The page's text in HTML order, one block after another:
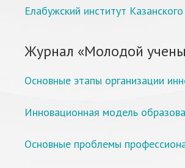
Елабужский институт
Журнал «Молодой
Основные этапы организации
Инновационная модель
Основные проблемы